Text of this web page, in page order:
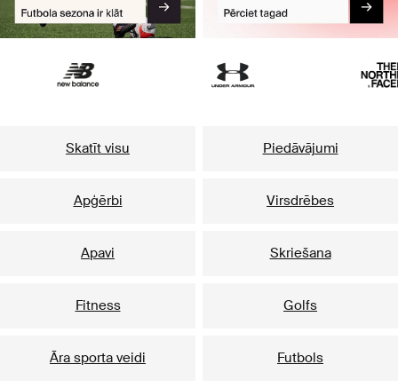
Skatīt visu Piedāvājumi
Apģērbi Virsdrēbes
Apavi Skriešana
Fitness Golfs
Āra sporta veidi Futbols